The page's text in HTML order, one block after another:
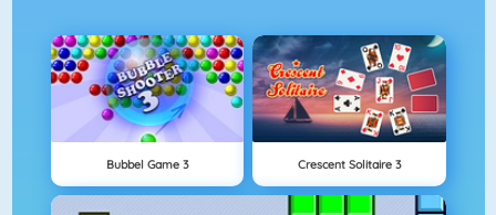
Bubbel Game 3 Crescent Solitaire 3